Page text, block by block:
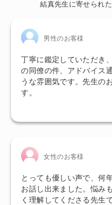
結真先生に寄せられ
男性のお客様
丁寧に鑑定していただき
の同僚の件、アドバイス
うな雰囲気です。先生の
す。
女性のお客様
とっても優しい声で、何
お話し出来ました。悩み
く理解してくださる先生